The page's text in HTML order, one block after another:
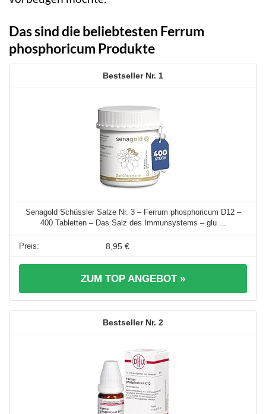
Das sind die beliebtesten Ferrum
phosphoricum Produkte
1
Senagold Schüssler Salze Nr. 3 – Ferrum phosphoricum D12 –
400 Tabletten – Das Salz des Immunsystems – glu ...
8,95 €
ZUM TOP ANGEBOT »
2